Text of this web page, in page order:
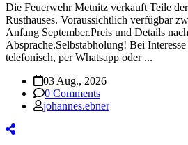
Die Feuerwehr Metnitz verkauft Teile
Rüsthauses. Voraussichtlich verfügbar
Anfang September.Preis und Details nach
Absprache.Selbstabholung! Bei
telefonisch, per Whatsapp oder ...
03 Aug., 2026
0 Comments
johannes.ebner